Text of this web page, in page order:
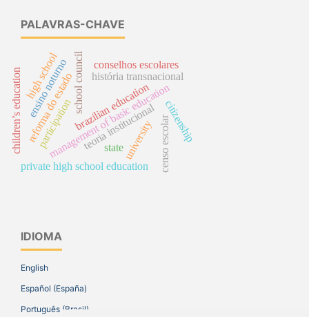
PALAVRAS-CHAVE
história transnacional
brazilian education
management of basic education
school council
citizenship
participation
reforma do estadoteoria institucional
private high school education
university
ensino noturno
high school
children’s education censo escolar
conselhos escolares
state
IDIOMA
English
Español (España)
Português (Brasil)